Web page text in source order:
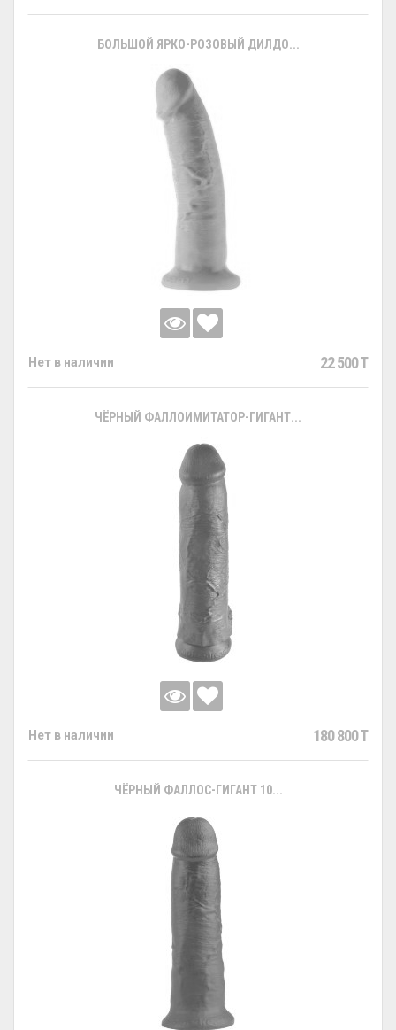
БОЛЬШОЙ ЯРКО-РОЗОВЫЙ ДИЛДО...
Нет в наличии 22 500 T
ЧЁРНЫЙ ФАЛЛОИМИТАТОР-ГИГАНТ...
Нет в наличии 180 800 T
ЧЁРНЫЙ ФАЛЛОС-ГИГАНТ 10...